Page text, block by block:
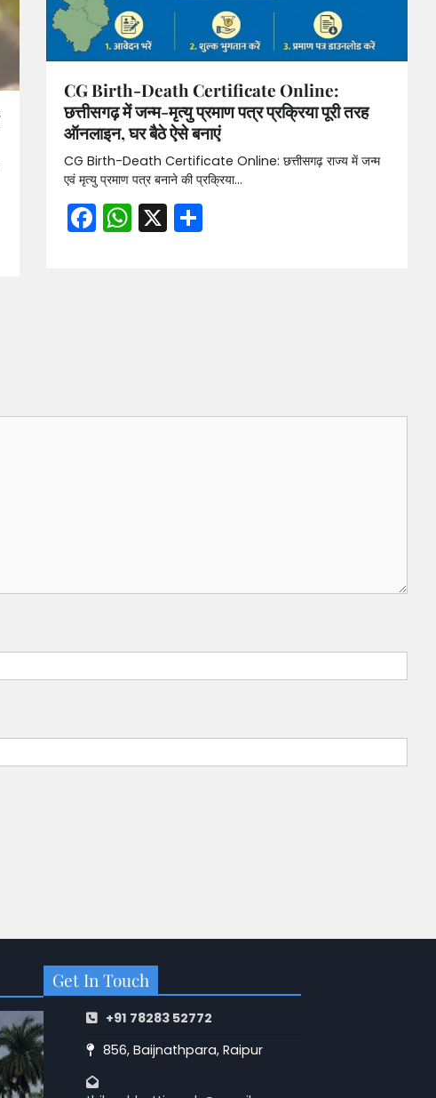
CG Birth-Death Certificate Online:
छत्तीसगढ़ में जन्म-मृत्यु प्रमाण पत्र प्रक्रिया पूरी तरह
ऑनलाइन, घर बैठे ऐसे बनाएं
CG Birth-Death Certificate Online: छत्तीसगढ़ राज्य में जन्म
एवं मृत्यु प्रमाण पत्र बनाने की प्रक्रिया…
Facebook
WhatsApp
X
Get In Touch
+91 78283 52772
856, Baijnathpara, Raipur